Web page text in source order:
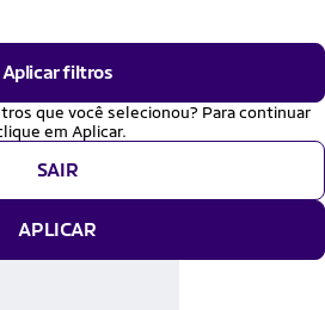
Aplicar filtros
que você selecionou? Para continuar
em Aplicar.
SAIR
APLICAR